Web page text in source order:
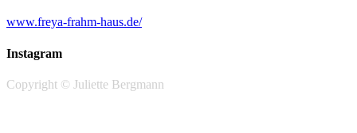
www.freya-frahm-haus.de/
Instagram
Copyright © Juliette Bergmann